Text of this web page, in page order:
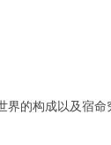
构成以及宿